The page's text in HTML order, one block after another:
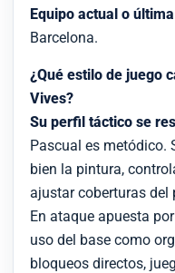
Equipo actual o
Barcelona.
¿Qué estilo de juego
Vives?
Su perfil táctico se
Pascual es metódico.
bien la pintura,
ajustar coberturas del
En ataque apuesta
uso del base como
bloqueos directos,